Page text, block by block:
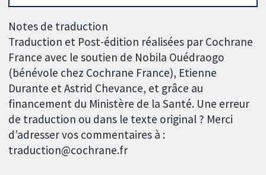
Notes de traduction
Traduction et Post-édition réalisées par Cochrane
France avec le soutien de Nobila Ouédraogo
(bénévole chez Cochrane France), Etienne
Durante et Astrid Chevance, et grâce au
financement du Ministère de la Santé. Une erreur
de traduction ou dans le texte original ? Merci
d’adresser vos commentaires à :
traduction@cochrane.fr